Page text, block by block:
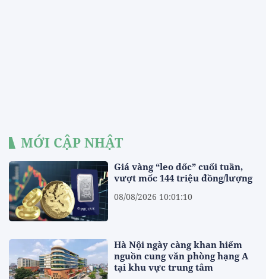
MỚI CẬP NHẬT
Giá vàng “leo dốc” cuối tuần,
vượt mốc 144 triệu đồng/lượng
08/08/2026 10:01:10
Hà Nội ngày càng khan hiếm
nguồn cung văn phòng hạng A
tại khu vực trung tâm